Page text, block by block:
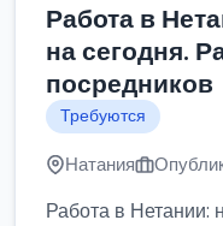
Работа в
на сегодня.
посредников
Требуются
Натания
Работа в Нетании: